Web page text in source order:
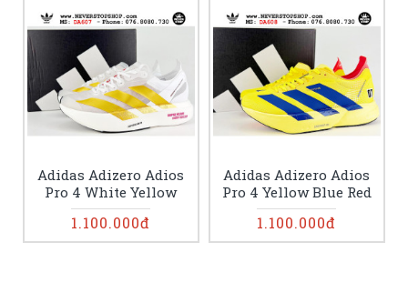
Adidas Adizero Adios
Pro 4 White Yellow
1.100.000đ
Adidas Adizero Adios
Pro 4 Yellow Blue Red
1.100.000đ